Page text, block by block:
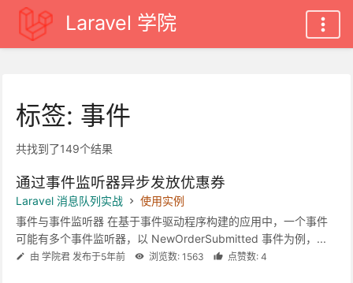
Laravel 学院
标签: 事件
共找到了149个结果
通过事件监听器异步发放优惠券
Laravel 消息队列实战
使用实例
事件与事件监听器 在基于事件驱动程序构建的应用中，一个事件
可能有多个事件监听器，以 NewOrderSubmitted 事件为例，...
由 学院君 发布于5年前 浏览数: 1563 点赞数: 4